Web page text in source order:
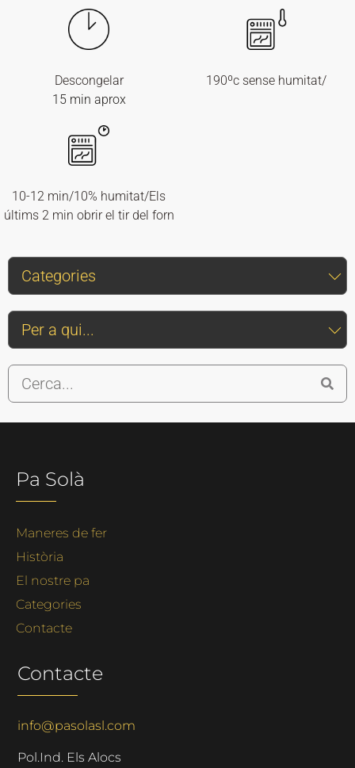
Descongelar
15 min aprox
190ºc sense humitat/
10-12 min/10% humitat/Els
últims 2 min obrir el tir del forn
Pa Solà
Maneres de fer
Història
El nostre pa
Categories
Contacte
Contacte
info@pasolasl.com
Pol.Ind. Els Alocs